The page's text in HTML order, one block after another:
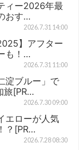
ィー2026年最
おす…
2026.7.31 14:00
】アフター
も！…
2026.7.31 11:00
淀ブルー」で
旅[PR…
2026.7.30 09:00
エローが人気
？[PR…
2026.7.28 08:30